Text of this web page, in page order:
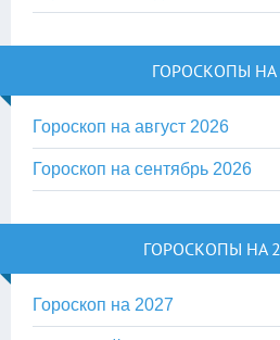
ГОРОСКОПЫ
Гороскоп на август 2026
Гороскоп на сентябрь 2026
ГОРОСКОПЫ НА
Гороскоп на 2027